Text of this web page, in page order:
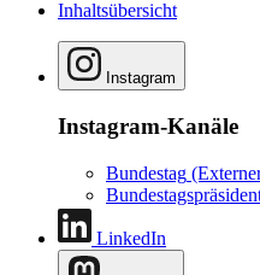
Inhaltsübersicht
Instagram
Instagram-Kanäle
Bundestag
LinkedIn